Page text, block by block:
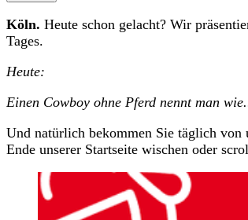
Köln. Heute schon gelacht? Wir
Tages.
Heute:
Einen Cowboy ohne Pferd nennt man
Und natürlich bekommen Sie täglich von
Ende unserer Startseite wischen oder